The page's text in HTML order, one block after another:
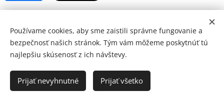
© 2026 Mediálna a kultúrna spoločnosť Topoľčany, s.r.o.
Ochrana osobných údajov
www.kulturato.sk
Cookies
Používame cookies, aby sme zaistili správne fungovanie a
bezpečnosť našich stránok. Tým vám môžeme poskytnúť tú
najlepšiu skúsenosť z ich návštevy.
Prijať nevyhnutné Prijať všetko